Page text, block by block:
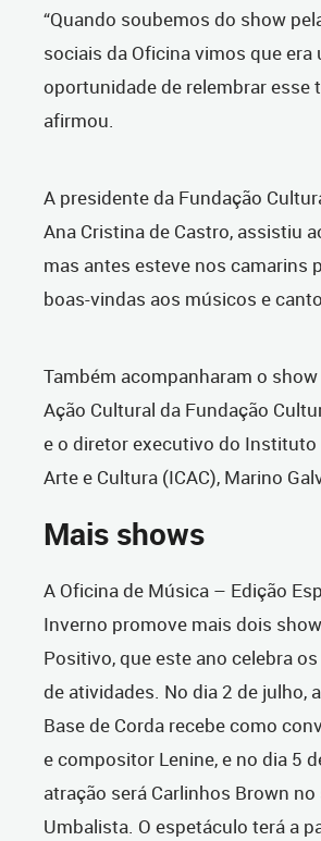
“Quando soubemos do show
sociais da Oficina vimos que era
oportunidade de relembrar esse
afirmou.
A presidente da Fundação
Ana Cristina de Castro, assistiu
mas antes esteve nos camarins
boas-vindas aos músicos e
Também acompanharam o
Ação Cultural da Fundação
e o diretor executivo do Instituto
Arte e Cultura (ICAC), Marino
Mais shows
A Oficina de Música – Edição
Inverno promove mais dois
Positivo, que este ano celebra
de atividades. No dia 2 de julho,
Base de Corda recebe como
e compositor Lenine, e no dia 5
atração será Carlinhos Brown
Umbalista. O espetáculo terá a